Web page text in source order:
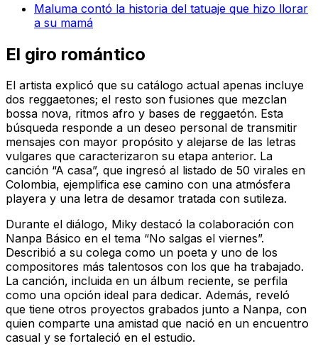
Maluma contó la historia del tatuaje que hizo llorar
a su mamá
El giro romántico
El artista explicó que su catálogo actual apenas incluye
dos reggaetones; el resto son fusiones que mezclan
bossa nova, ritmos afro y bases de reggaetón. Esta
búsqueda responde a un deseo personal de transmitir
mensajes con mayor propósito y alejarse de las letras
vulgares que caracterizaron su etapa anterior. La
canción “A casa”, que ingresó al listado de 50 virales en
Colombia, ejemplifica ese camino con una atmósfera
playera y una letra de desamor tratada con sutileza.
Durante el diálogo, Miky destacó la colaboración con
Nanpa Básico en el tema “No salgas el viernes”.
Describió a su colega como un poeta y uno de los
compositores más talentosos con los que ha trabajado.
La canción, incluida en un álbum reciente, se perfila
como una opción ideal para dedicar. Además, reveló
que tiene otros proyectos grabados junto a Nanpa, con
quien comparte una amistad que nació en un encuentro
casual y se fortaleció en el estudio.